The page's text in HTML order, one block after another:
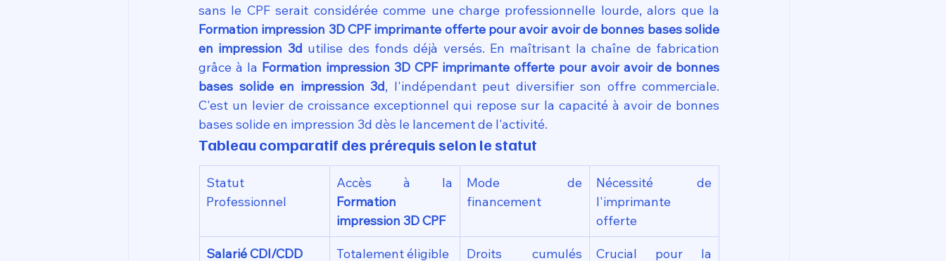
Formation impression 3D CPF imprimante offerte pour avoir avoir de bonnes bases solide
en impression 3d utilise des fonds déjà versés. En maîtrisant la chaîne de fabrication
grâce à la Formation impression 3D CPF imprimante offerte pour avoir avoir de bonnes
bases solide en impression 3d, l'indépendant peut diversifier son offre commerciale.
C'est un levier de croissance exceptionnel qui repose sur la capacité à avoir de bonnes
bases solide en impression 3d dès le lancement de l'activité.
Tableau comparatif des prérequis selon le statut
Statut
Professionnel
Formation
impression 3D CPF
Mode de
financement
Nécessité de
l'imprimante
offerte
Salarié CDI/CDD Totalement éligible Droits cumulés Crucial pour la